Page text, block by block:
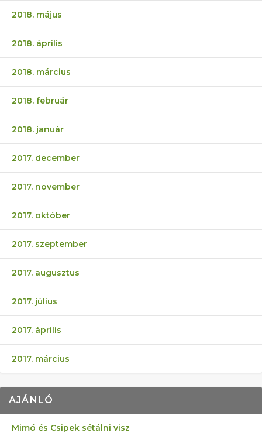
2018. május
2018. április
2018. március
2018. február
2018. január
2017. december
2017. november
2017. október
2017. szeptember
2017. augusztus
2017. július
2017. április
2017. március
AJÁNLÓ
Mimó és Csipek sétálni visz